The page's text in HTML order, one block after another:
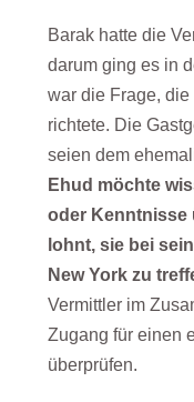
Barak hatte die
darum ging es in
war die Frage,
richtete. Die
seien dem
Ehud möchte
oder Kenntnisse
lohnt, sie bei
New York zu
Vermittler im
Zugang für einen
überprüfen.